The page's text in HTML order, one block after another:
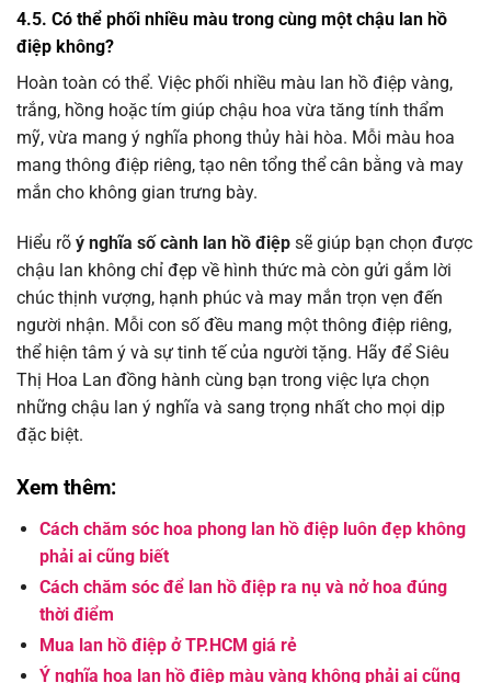
4.5. Có thể phối nhiều màu trong cùng một chậu lan hồ
điệp không?
Hoàn toàn có thể. Việc phối nhiều màu lan hồ điệp vàng,
trắng, hồng hoặc tím giúp chậu hoa vừa tăng tính thẩm
mỹ, vừa mang ý nghĩa phong thủy hài hòa. Mỗi màu hoa
mang thông điệp riêng, tạo nên tổng thể cân bằng và may
mắn cho không gian trưng bày.
Hiểu rõ ý nghĩa số cành lan hồ điệp sẽ giúp bạn chọn được
chậu lan không chỉ đẹp về hình thức mà còn gửi gắm lời
chúc thịnh vượng, hạnh phúc và may mắn trọn vẹn đến
người nhận. Mỗi con số đều mang một thông điệp riêng,
thể hiện tâm ý và sự tinh tế của người tặng. Hãy để Siêu
Thị Hoa Lan đồng hành cùng bạn trong việc lựa chọn
những chậu lan ý nghĩa và sang trọng nhất cho mọi dịp
đặc biệt.
Xem thêm:
Cách chăm sóc hoa phong lan hồ điệp luôn đẹp không
phải ai cũng biết
Cách chăm sóc để lan hồ điệp ra nụ và nở hoa đúng
thời điểm
Mua lan hồ điệp ở TP.HCM giá rẻ
Ý nghĩa hoa lan hồ điệp màu vàng không phải ai cũng